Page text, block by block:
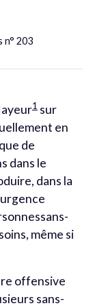
n° 203
1 sur
en
de
dans le
dans la
même si
offensive
sans-